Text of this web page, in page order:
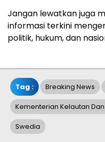
Jangan lewatkan juga
informasi terkini
politik, hukum, dan
Tag : Breaking News
Kementerian Kelautan
Swedia